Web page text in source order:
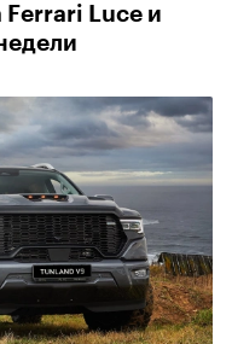
Ferrari Luce и